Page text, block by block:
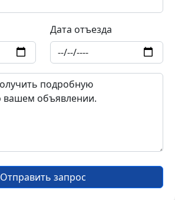
Дата отъезда
Отправить запрос